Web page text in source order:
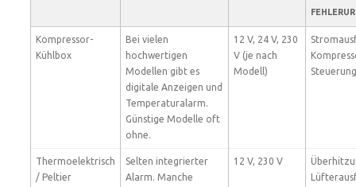
Kompressor-
Kühlbox
Bei vielen
hochwertigen
Modellen gibt es
digitale Anzeigen und
Temperaturalarm.
Günstige Modelle oft
ohne.
12 V, 24 V, 230
V (je nach
Modell)
Thermoelektrisch
/ Peltier
Selten integrierter
Alarm. Manche
12 V, 230 V